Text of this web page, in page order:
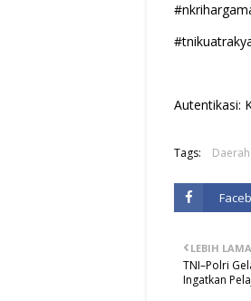
Autentikasi:
Tags: Daerah
LEBIH LAMA
TNI–Polri
Ingatkan